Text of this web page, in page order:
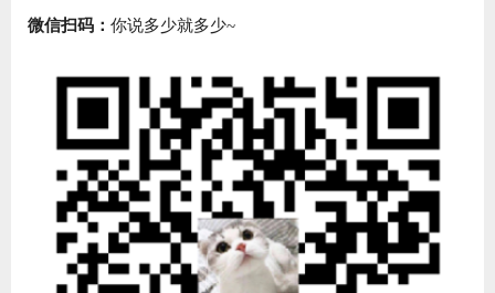
微信扫码： 你说多少就多少~